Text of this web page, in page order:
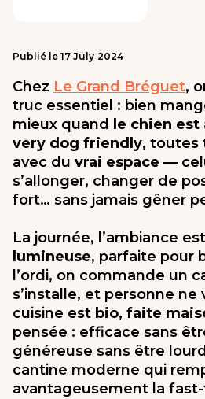
Publié le 17 July 2024
Chez Le Grand Bréguet,
truc essentiel : bien
mieux quand
le chien est
very dog friendly, toutes
avec du vrai espace —
s’allonger, changer de
fort… sans jamais gêner
La journée, l’ambiance est
lumineuse, parfaite pour
l’ordi, on commande un
s’installe, et personne ne
cuisine est bio, faite
pensée : efficace sans
généreuse sans être
cantine moderne qui
avantageusement la